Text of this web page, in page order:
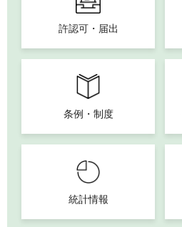
許認可・届出
条例・制度
統計情報